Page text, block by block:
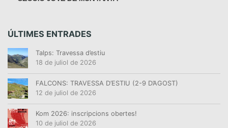
N
V
E
M
B
R
E
ÚLTIMES ENTRADES
Talps: Travessa d’estiu
18 de juliol de 2026
FALCONS: TRAVESSA D’ESTIU (2-9 D’AGOST)
12 de juliol de 2026
Kom 2026: inscripcions obertes!
10 de juliol de 2026